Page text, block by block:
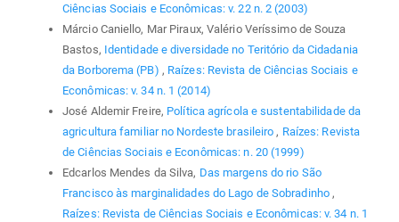
Ciências Sociais e Econômicas: v. 22 n. 2 (2003)
Márcio Caniello, Mar Piraux, Valério Veríssimo de Souza
Bastos, Identidade e diversidade no Teritório da Cidadania
da Borborema (PB) , Raízes: Revista de Ciências Sociais e
Econômicas: v. 34 n. 1 (2014)
José Aldemir Freire, Política agrícola e sustentabilidade da
agricultura familiar no Nordeste brasileiro, Raízes: Revista
de Ciências Sociais e Econômicas: n. 20 (1999)
Edcarlos Mendes da Silva, Das margens do rio São
Francisco às marginalidades do Lago de Sobradinho,
Raízes: Revista de Ciências Sociais e Econômicas: v. 34 n. 1